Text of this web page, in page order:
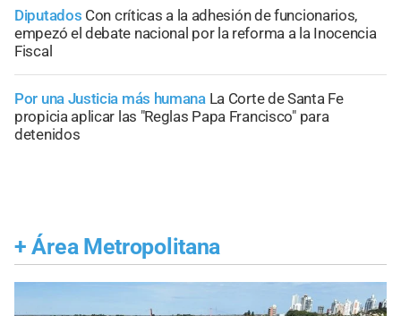
Diputados Con críticas a la adhesión de funcionarios,
empezó el debate nacional por la reforma a la Inocencia
Fiscal
Por una Justicia más humana La Corte de Santa Fe
propicia aplicar las "Reglas Papa Francisco" para
detenidos
+ Área Metropolitana